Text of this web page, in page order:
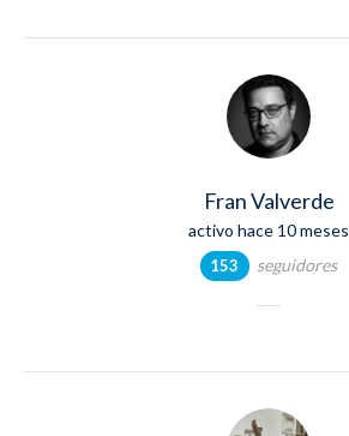
Fran Valverde
activo hace 10 meses
153 seguidores